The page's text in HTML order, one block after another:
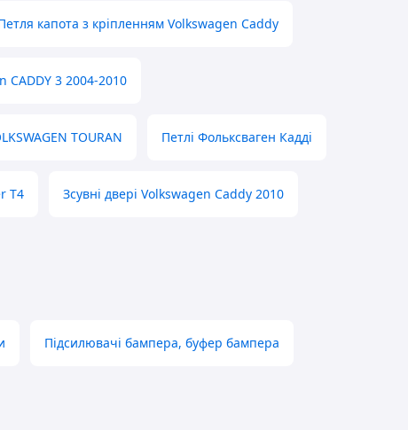
капота з кріпленням Volkswagen Caddy
CADDY 3 2004-2010
TOURAN Петлі Фольксваген Кадді
T4 Зсувні двері Volkswagen Caddy 2010
Підсилювачі бампера, буфер бампера